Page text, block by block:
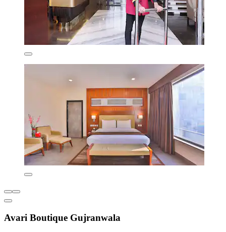
Avari Boutique Gujranwala